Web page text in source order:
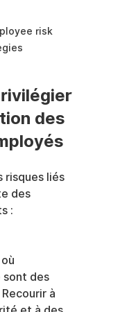
risk
des
risques liés
des
:
sont des
à